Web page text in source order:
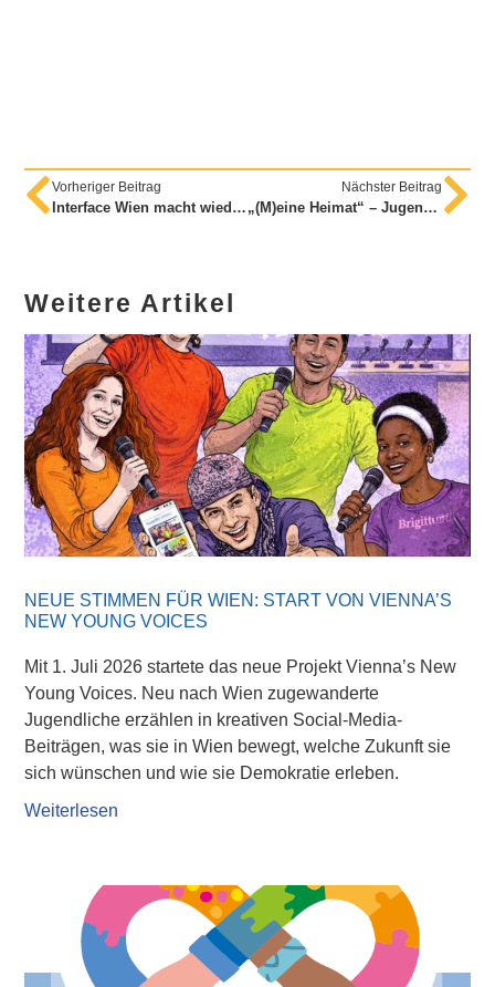
Vorheriger Beitrag
Interface Wien macht wieder Oper!
Nächster Beitrag
„(M)eine Heimat“ – Jugendliche erzählen in einer Ausstellung ihre Geschichten
Weitere Artikel
NEUE STIMMEN FÜR WIEN: START VON VIENNA’S
NEW YOUNG VOICES
Mit 1. Juli 2026 startete das neue Projekt Vienna’s New
Young Voices. Neu nach Wien zugewanderte
Jugendliche erzählen in kreativen Social-Media-
Beiträgen, was sie in Wien bewegt, welche Zukunft sie
sich wünschen und wie sie Demokratie erleben.
Weiterlesen